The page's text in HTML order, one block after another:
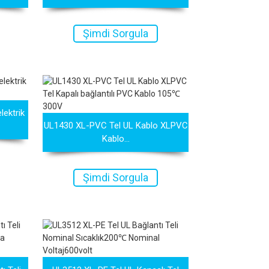
Şimdi Sorgula
UL1430 XL-PVC Tel UL Kablo XLPVC
Kablo...
Şimdi Sorgula